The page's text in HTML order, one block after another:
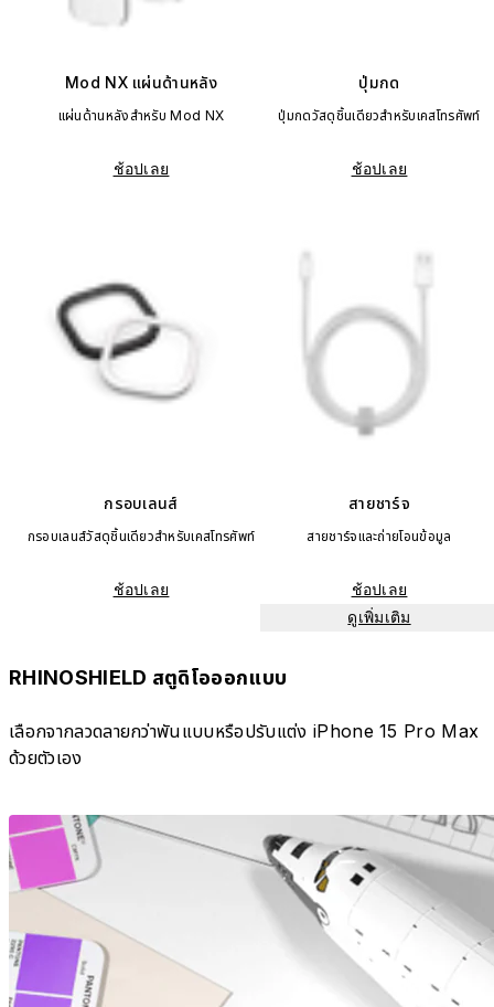
Mod NX แผ่นด้านหลัง
แผ่นด้านหลังสำหรับ Mod NX
ช้อปเลย
ปุ่มกด
ปุ่มกดวัสดุชิ้นเดียวสำหรับเคสโทรศัพท์
ช้อปเลย
กรอบเลนส์
กรอบเลนส์วัสดุชิ้นเดียวสำหรับเคสโทรศัพท์
ช้อปเลย
สายชาร์จ
สายชาร์จและถ่ายโอนข้อมูล
ช้อปเลย
ดูเพิ่มเติม
RHINOSHIELD สตูดิโอออกแบบ
เลือกจากลวดลายกว่าพันแบบหรือปรับแต่ง iPhone 15 Pro Max
ด้วยตัวเอง